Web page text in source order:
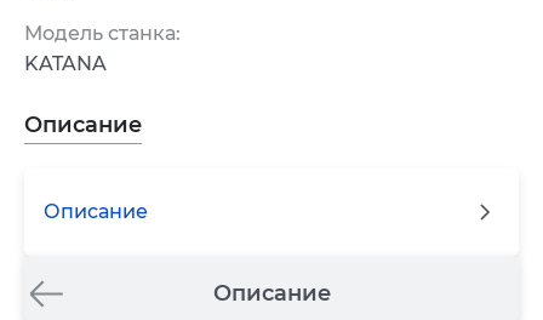
Модель станка:
KATANA
Описание
Описание
Описание